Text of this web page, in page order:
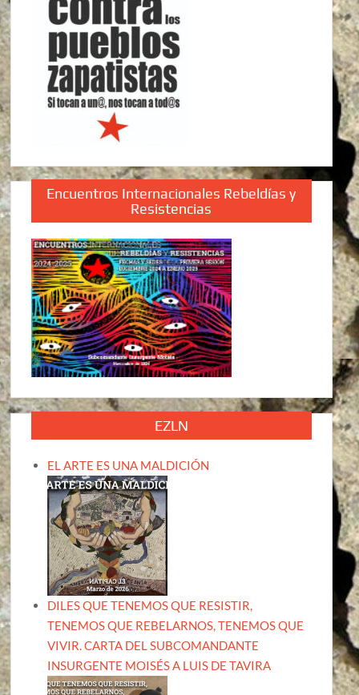
Encuentros Internacionales Rebeldías y
Resistencias
EZLN
EL ARTE ES UNA MALDICIÓN
DILES QUE TENEMOS QUE RESISTIR,
TENEMOS QUE REBELARNOS, TENEMOS QUE
VIVIR. CARTA DEL SUBCOMANDANTE
INSURGENTE MOISÉS A LUIS DE TAVIRA